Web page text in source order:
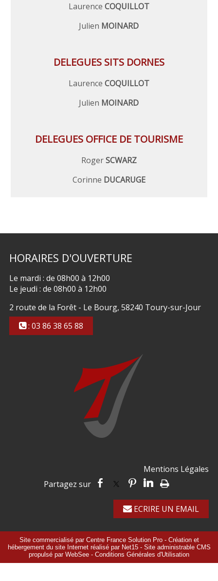
Laurence COQUILLOT
Julien MOINARD
DELEGUES SITS DORNES
Laurence COQUILLOT
Julien MOINARD
DELEGUES OFFICE DE TOURISME
RogerSCWARZ
Corinne DUCARUGE
HORAIRES D'OUVERTURE
Le mardi : de 08h00 à 12h00
Le jeudi : de 08h00 à 12h00
2 route de la Forêt - Le Bourg, 58240 Toury-sur-Jour
: 03 86 38 65 88
Mentions Légales
ECRIRE UN EMAIL
Site commercialisé par Centre France Solution Pro- Création et
hébergement du site Internet réalisé par Net15- Site administrable CMS
propulsé par WebSee - Conditions Générales d'Utilisation